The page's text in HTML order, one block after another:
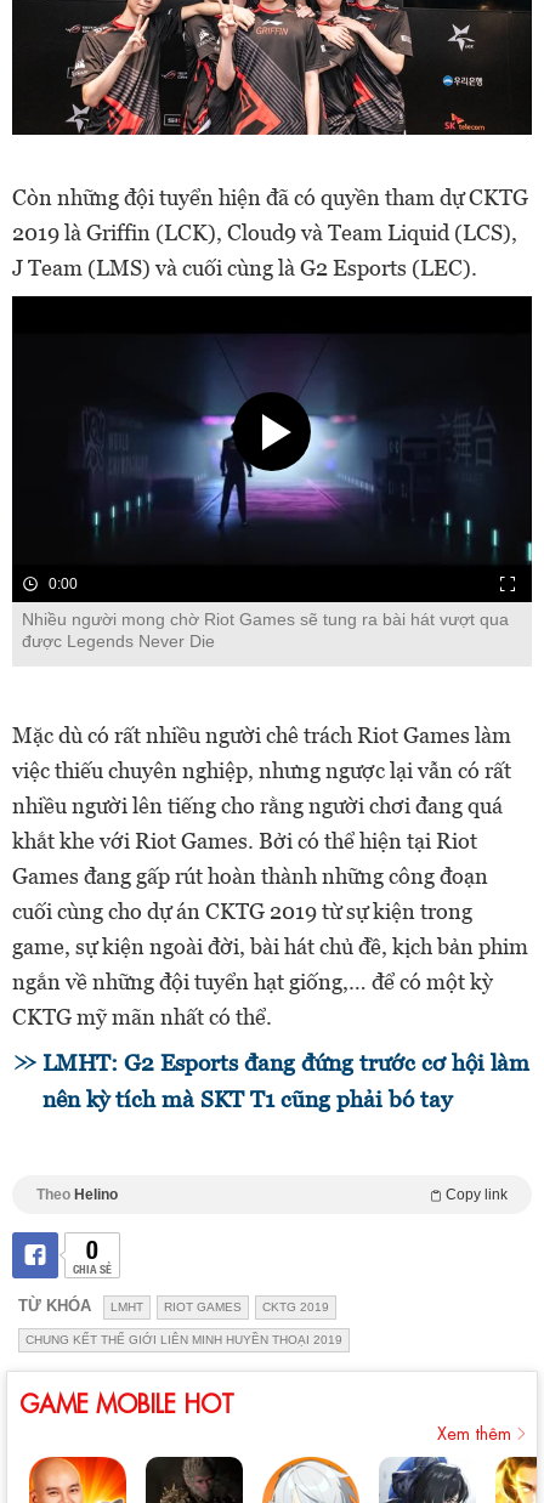
Còn những đội tuyển hiện đã có quyền tham dự CKTG
2019 là Griffin (LCK), Cloud9 và Team Liquid (LCS),
J Team (LMS) và cuối cùng là G2 Esports (LEC).
0:00
Nhiều người mong chờ Riot Games sẽ tung ra bài hát vượt qua
được Legends Never Die
Mặc dù có rất nhiều người chê trách Riot Games làm
việc thiếu chuyên nghiệp, nhưng ngược lại vẫn có rất
nhiều người lên tiếng cho rằng người chơi đang quá
khắt khe với Riot Games. Bởi có thể hiện tại Riot
Games đang gấp rút hoàn thành những công đoạn
cuối cùng cho dự án CKTG 2019 từ sự kiện trong
game, sự kiện ngoài đời, bài hát chủ đề, kịch bản phim
ngắn về những đội tuyển hạt giống,… để có một kỳ
CKTG mỹ mãn nhất có thể.
LMHT: G2 Esports đang đứng trước cơ hội làm
nên kỳ tích mà SKT T1 cũng phải bó tay
Theo Helino Copy link
0
CHIA SẺ
TỪ KHÓA LMHT RIOT GAMES CKTG 2019
CHUNG KẾT THẾ GIỚI LIÊN MINH HUYỀN THOẠI 2019
GAME MOBILE HOT
Xem thêm